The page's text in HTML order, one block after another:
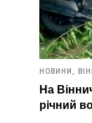
НОВИНИ,
На
річний